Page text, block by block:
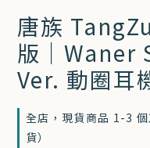
2
1
0
唐族
版｜Waner
Ver. 動圈耳
全店，現貨商品 1-3
貨）